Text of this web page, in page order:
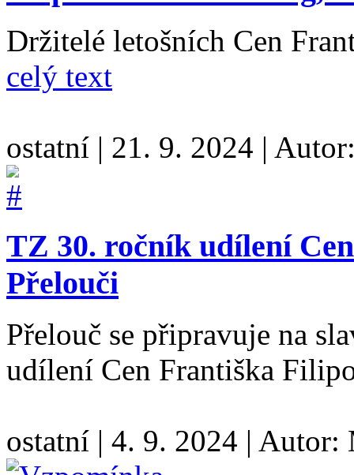
Držitelé letošních Cen
celý text
ostatní | 21. 9. 2024 |
TZ 30. ročník udílení
Přelouči
Přelouč se připravuje na
udílení Cen Františka
ostatní | 4. 9. 2024 | Autor: